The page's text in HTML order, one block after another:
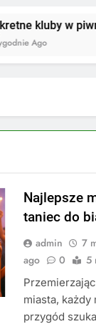
kluby w
Ago
Najlepsze
taniec do
admin
7
ago
0 5
miasta, każdy
przygód